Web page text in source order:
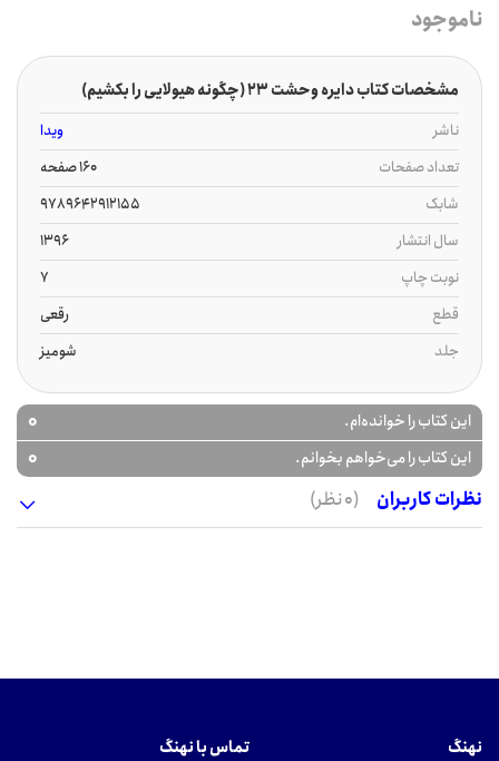
ناموجود
مشخصات کتاب دایره وحشت 23 (چگونه هیولایی را بکشیم)
ناشر
ویدا
تعداد صفحات
160 صفحه
شابک
9789642912155
سال انتشار
1396
نوبت چاپ
7
قطع
رقعی
جلد
شومیز
این کتاب را خوانده‌ام. 0
این کتاب را می‌خواهم بخوانم.
0
نظرات کاربران
(0 نظر)
نهنگ تماس با نهنگ